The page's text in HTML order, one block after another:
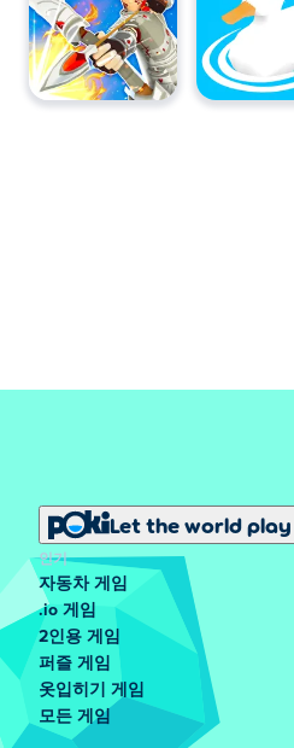
Let the world play
인기
자동차 게임
.io 게임
2인용 게임
퍼즐 게임
옷입히기 게임
모든 게임